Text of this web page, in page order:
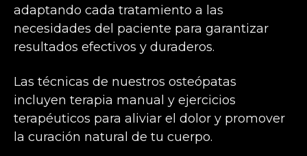
adaptando cada tratamiento a las
necesidades del paciente para garantizar
resultados efectivos y duraderos.
Las técnicas de nuestros osteópatas
incluyen terapia manual y ejercicios
terapéuticos para aliviar el dolor y promover
la curación natural de tu cuerpo.